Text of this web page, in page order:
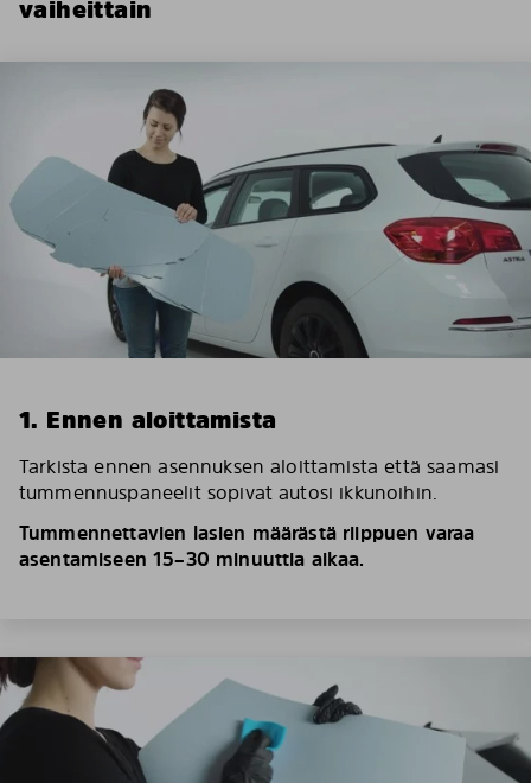
vaiheittain
1. Ennen aloittamista
Tarkista ennen asennuksen aloittamista että saamasi
tummennuspaneelit sopivat autosi ikkunoihin.
Tummennettavien lasien määrästä riippuen varaa
asentamiseen 15–30 minuuttia aikaa.